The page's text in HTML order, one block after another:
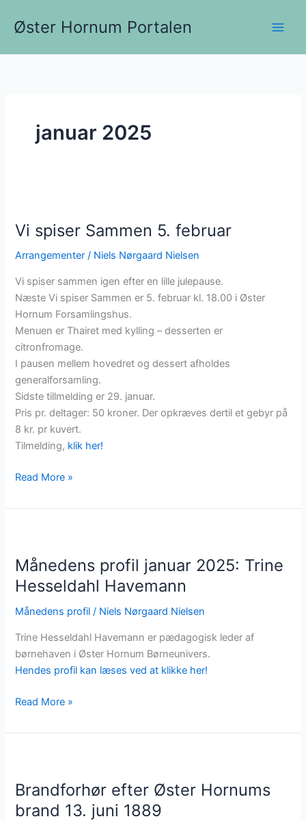
Øster Hornum Portalen
januar 2025
Vi spiser Sammen 5. februar
Arrangementer / Niels Nørgaard Nielsen
Vi spiser sammen igen efter en lille julepause.
Næste Vi spiser Sammen er 5. februar kl. 18.00 i Øster
Hornum Forsamlingshus.
Menuen er Thairet med kylling – desserten er
citronfromage.
I pausen mellem hovedret og dessert afholdes
generalforsamling.
Sidste tillmelding er 29. januar.
Pris pr. deltager: 50 kroner. Der opkræves dertil et gebyr på
8 kr. pr kuvert.
Tilmelding, klik her!
Vi
Sammen
Read More »
Månedens profil januar 2025: Trine
Hesseldahl Havemann
Månedens profil / Niels Nørgaard Nielsen
Trine Hesseldahl Havemann er pædagogisk leder af
børnehaven i Øster Hornum Børneunivers.
Hendes profil kan læses ved at klikke her!
Månedens
januar
Hesseldahl
Havemann
Read More »
Brandforhør efter Øster Hornums
brand 13. juni 1889